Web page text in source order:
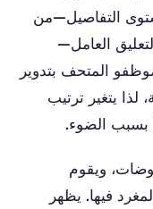
يتطلب مستوى التفاصيل—من
العامل—
المتحف بتدوير
لذا يتغير ترتيب
بسبب الضوء.
ويقوم
فيها. يظهر